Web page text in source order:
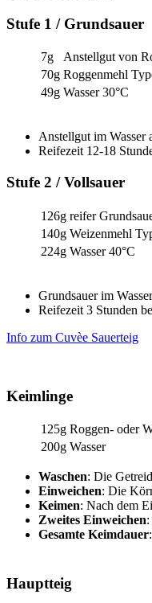
Stufe 1 / Grundsauer
7g
Anstellgut von
70g Roggenmehl
49g Wasser 30°C
Anstellgut im Wasser
Reifezeit 12-18
Stufe 2 / Vollsauer
126g reifer
140g Weizenmehl
224g Wasser 40°C
Grundsauer im
Reifezeit 3 Stunden
Info zum Cuvèe Sauerteig
Keimlinge
125g Roggen- oder
200g Wasser
Waschen: Die
Einweichen: Die
Keimen: Nach dem
Zweites Einweichen
Gesamte Keimdauer
Hauptteig